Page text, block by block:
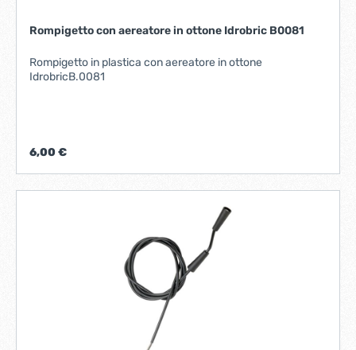
Rompigetto con aereatore in ottone Idrobric B0081
Rompigetto in plastica con aereatore in ottone
IdrobricB.0081
6,00 €